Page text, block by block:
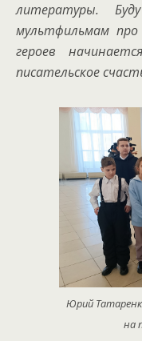
литературы.
мультфильмам
героев
писательское
Юрий
на